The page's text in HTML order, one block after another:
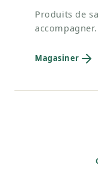
Produits de
accompagner.
Magasiner